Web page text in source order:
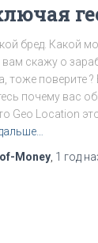
бред. Какой
вам скажу о
тоже поверите
почему вас
Geo Location
Money 1 год